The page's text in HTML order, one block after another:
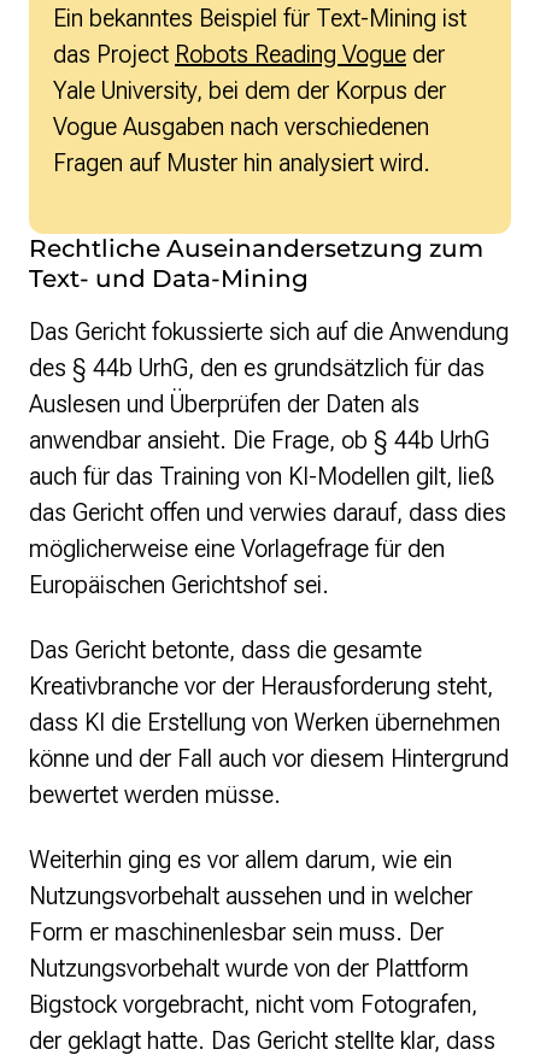
Ein bekanntes Beispiel für Text-Mining ist
das Project Robots Reading Vogue der
Yale University, bei dem der Korpus der
Vogue Ausgaben nach verschiedenen
Fragen auf Muster hin analysiert wird.
Rechtliche Auseinandersetzung zum
Text- und Data-Mining
Das Gericht fokussierte sich auf die Anwendung
des § 44b UrhG, den es grundsätzlich für das
Auslesen und Überprüfen der Daten als
anwendbar ansieht. Die Frage, ob § 44b UrhG
auch für das Training von KI-Modellen gilt, ließ
das Gericht offen und verwies darauf, dass dies
möglicherweise eine Vorlagefrage für den
Europäischen Gerichtshof sei.
Das Gericht betonte, dass die gesamte
Kreativbranche vor der Herausforderung steht,
dass KI die Erstellung von Werken übernehmen
könne und der Fall auch vor diesem Hintergrund
bewertet werden müsse.
Weiterhin ging es vor allem darum, wie ein
Nutzungsvorbehalt aussehen und in welcher
Form er maschinenlesbar sein muss. Der
Nutzungsvorbehalt wurde von der Plattform
Bigstock vorgebracht, nicht vom Fotografen,
der geklagt hatte. Das Gericht stellte klar, dass